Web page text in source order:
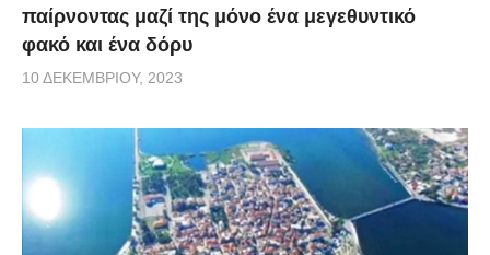
παίρνοντας μαζί της μόνο ένα μεγεθυντικό
φακό και ένα δόρυ
10 ΔΕΚΕΜΒΡΊΟΥ, 2023